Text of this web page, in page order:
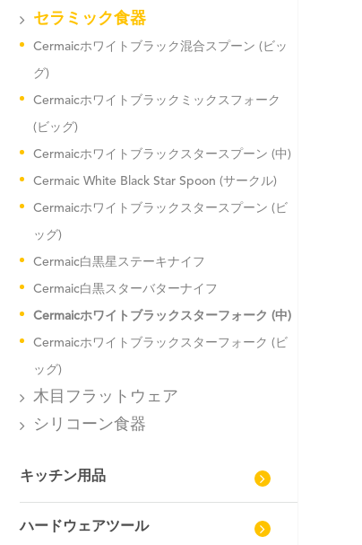
セラミック食器
Cermaicホワイトブラック混合スプーン (ビッ
グ)
Cermaicホワイトブラックミックスフォーク
(ビッグ)
Cermaicホワイトブラックスタースプーン (中)
Cermaic White Black Star Spoon (サークル)
Cermaicホワイトブラックスタースプーン (ビ
ッグ)
Cermaic白黒星ステーキナイフ
Cermaic白黒スターバターナイフ
Cermaicホワイトブラックスターフォーク (中)
Cermaicホワイトブラックスターフォーク (ビ
ッグ)
木目フラットウェア
シリコーン食器
キッチン用品
ハードウェアツール